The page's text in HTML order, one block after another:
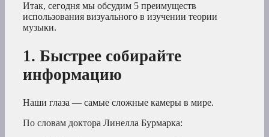
Итак, сегодня мы обсудим 5 преимуществ
использования визуального в изучении теории
музыки.
1. Быстрее собирайте
информацию
Наши глаза — самые сложные камеры в мире.
По словам доктора Линелла Бурмарка: